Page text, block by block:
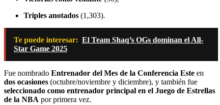
Triples anotados (1,303).
Te puede interesar: El Team Shaq’s OGs dominan el All-
Star Game 2025
Fue nombrado Entrenador del Mes de la Conferencia Este en
dos ocasiones (octubre/noviembre y diciembre), y también fue
seleccionado como entrenador principal en el Juego de Estrellas
de la NBA por primera vez.